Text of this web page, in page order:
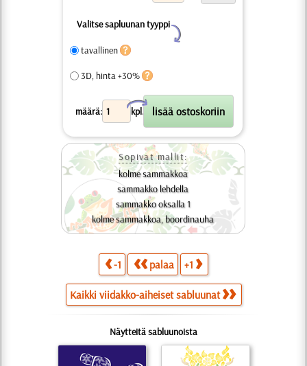
Valitse sapluunan tyyppi
Y
tavallinen
3D, hinta +30%
määrä: kpl.
X
Sopivat mallit:
kolme sammakkoa
sammakko lehdella
sammakko oksalla 1
kolme sammakkoa, boordinauha
-1 palaa +1
Kaikki viidakko-aiheiset sabluunat
Näytteitä sabluunoista